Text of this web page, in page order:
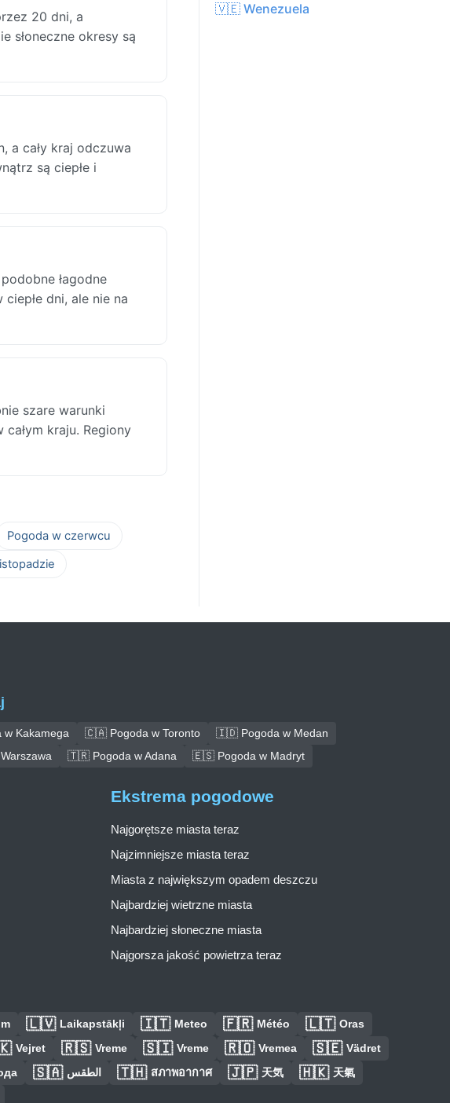
20 dni, a
słoneczne okresy są
a cały kraj odczuwa
są ciepłe i
łagodne
dni, ale nie na
szare warunki
kraju. Regiony
Pogoda w czerwcu
🇻🇪 Wenezuela
Kakamega 🇨🇦 Pogoda w Toronto
🇮🇩 Pogoda w Medan
🇹🇷 Pogoda w Adana 🇪🇸 Pogoda w Madryt
Ekstrema pogodowe
Najgorętsze miasta teraz
Najzimniejsze miasta teraz
Miasta z największym opadem deszczu
Najbardziej wietrzne miasta
Najbardziej słoneczne miasta
Najgorsza jakość powietrza teraz
🇱🇻 Laikapstākļi 🇮🇹 Meteo 🇫🇷 Météo 🇱🇹 Oras
Vejret 🇷🇸 Vreme 🇸🇮 Vreme 🇷🇴 Vremea 🇸🇪 Vädret
🇸🇦 الطقس 🇹🇭 สภาพอากาศ 🇯🇵 天気 🇭🇰 天氣